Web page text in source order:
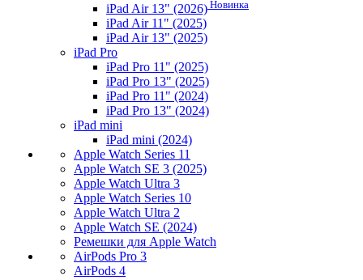
iPad Air 13" (2026) Новинка
iPad Air 11" (2025)
iPad Air 13" (2025)
iPad Pro
iPad Pro 11" (2025)
iPad Pro 13" (2025)
iPad Pro 11" (2024)
iPad Pro 13" (2024)
iPad mini
iPad mini (2024)
Apple Watch Series 11
Apple Watch SE 3 (2025)
Apple Watch Ultra 3
Apple Watch Series 10
Apple Watch Ultra 2
Apple Watch SE (2024)
Ремешки для Apple Watch
AirPods Pro 3
AirPods 4